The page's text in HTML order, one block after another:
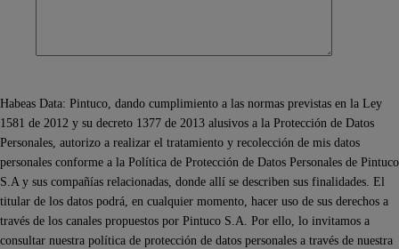
Habeas Data: Pintuco, dando cumplimiento a las normas previstas en la Ley
1581 de 2012 y su decreto 1377 de 2013 alusivos a la Protección de Datos
Personales, autorizo a realizar el tratamiento y recolección de mis datos
personales conforme a la Política de Protección de Datos Personales de Pintuco
S.A y sus compañías relacionadas, donde allí se describen sus finalidades. El
titular de los datos podrá, en cualquier momento, hacer uso de sus derechos a
través de los canales propuestos por Pintuco S.A. Por ello, lo invitamos a
consultar nuestra política de protección de datos personales a través de nuestra